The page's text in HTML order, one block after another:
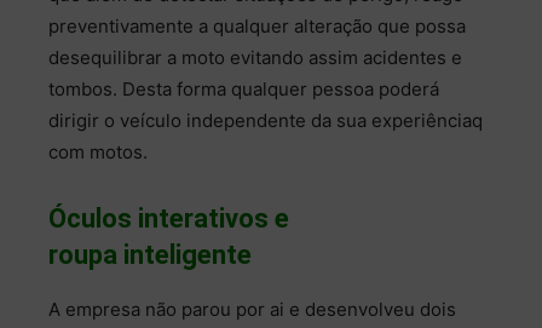
preventivamente a qualquer alteração que possa
desequilibrar a moto evitando assim acidentes e
tombos. Desta forma qualquer pessoa poderá
dirigir o veículo independente da sua experiênciaq
com motos.
Óculos interativos e
roupa inteligente
A empresa não parou por ai e desenvolveu dois